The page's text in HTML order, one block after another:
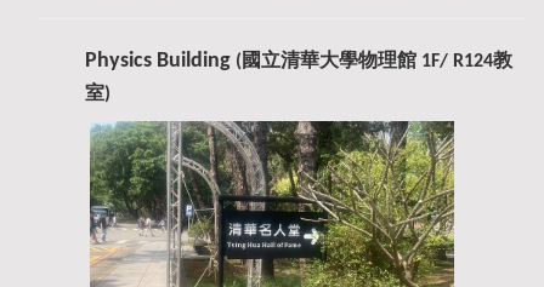
Physics Building ( 國立清華大學物理館 1F/ R124教
室)